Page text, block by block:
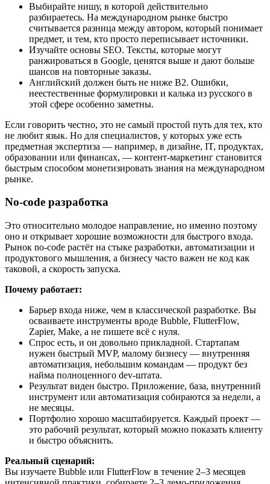
Выбирайте нишу, в которой действительно
разбираетесь. На международном рынке быстро
считывается разница между автором, который понимает
предмет, и тем, кто просто переписывает источники.
Изучайте основы SEO. Тексты, которые могут
ранжироваться в Google, ценятся выше и дают больше
шансов на повторные заказы.
Английский должен быть не ниже B2. Ошибки,
неестественные формулировки и калька из русского в
этой сфере особенно заметны.
Если говорить честно, это не самый простой путь для тех, кто
не любит язык. Но для специалистов, у которых уже есть
предметная экспертиза — например, в дизайне, IT, продуктах,
образовании или финансах, — контент-маркетинг становится
быстрым способом монетизировать знания на международном
рынке.
No-code разработка
Это относительно молодое направление, но именно поэтому
оно и открывает хорошие возможности для быстрого входа.
Рынок no-code растёт на стыке разработки, автоматизации и
продуктового мышления, а бизнесу часто важен не код как
таковой, а скорость запуска.
Почему работает:
Барьер входа ниже, чем в классической разработке. Вы
осваиваете инструменты вроде Bubble, FlutterFlow,
Zapier, Make, а не пишете всё с нуля.
Спрос есть, и он довольно прикладной. Стартапам
нужен быстрый MVP, малому бизнесу — внутренняя
автоматизация, небольшим командам — продукт без
найма полноценного dev-штата.
Результат виден быстро. Приложение, база, внутренний
инструмент или автоматизация собираются за недели, а
не месяцы.
Портфолио хорошо масштабируется. Каждый проект —
это рабочий результат, который можно показать клиенту
и быстро объяснить.
Реальный сценарий:
Вы изучаете Bubble или FlutterFlow в течение 2–3 месяцев